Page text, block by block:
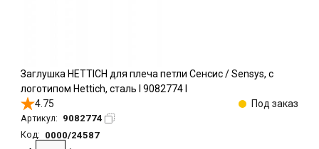
Заглушка HETTICH для плеча петли Сенсис / Sensys, с
логотипом Hettich, сталь l 9082774 l
4.75
Под заказ
Артикул: 9082774
Код:
0000/24587